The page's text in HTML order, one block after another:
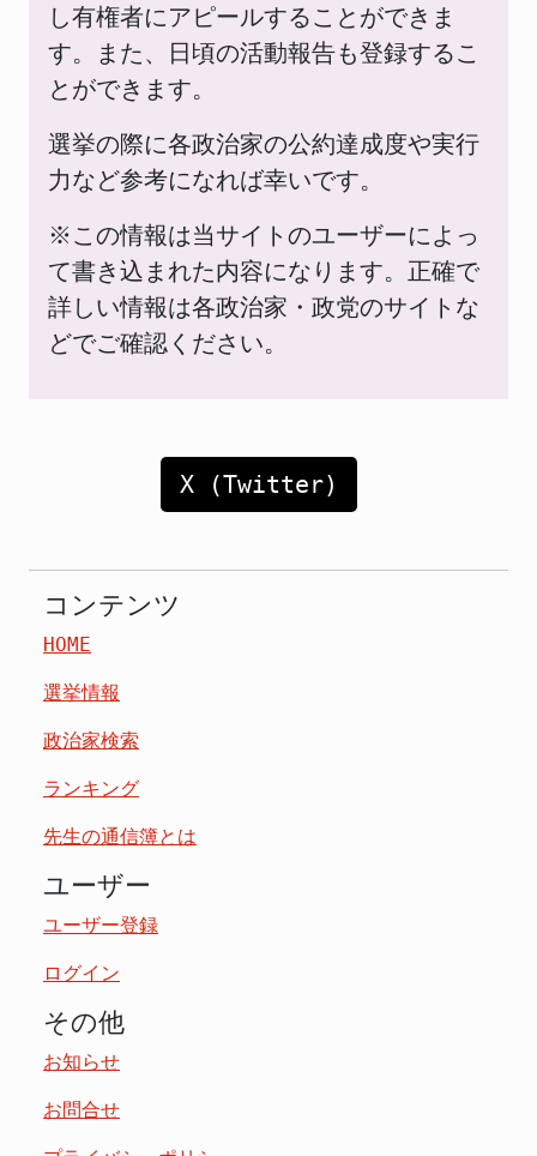
し有権者にアピールすることができま
す。また、日頃の活動報告も登録するこ
とができます。
選挙の際に各政治家の公約達成度や実行
力など参考になれば幸いです。
※この情報は当サイトのユーザーによっ
て書き込まれた内容になります。正確で
詳しい情報は各政治家・政党のサイトな
どでご確認ください。
X (Twitter)
コンテンツ
HOME
選挙情報
政治家検索
ランキング
先生の通信簿とは
ユーザー
ユーザー登録
ログイン
その他
お知らせ
お問合せ